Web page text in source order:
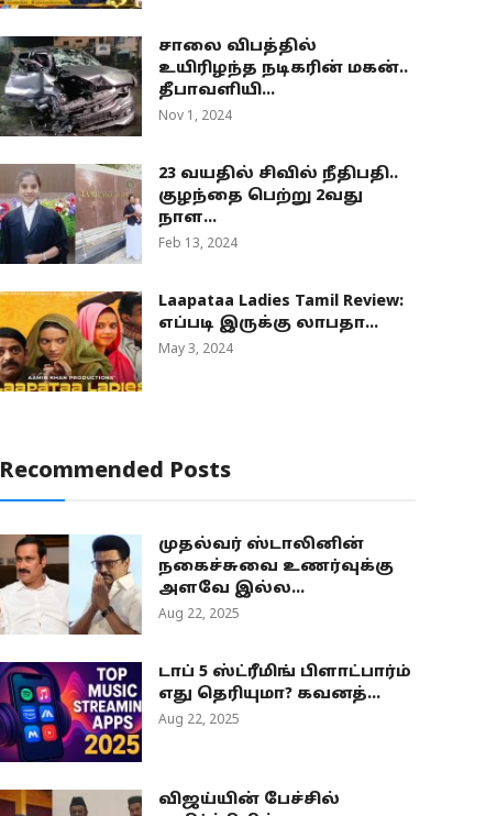
சாலை விபத்தில்
உயிரிழந்த நடிகரின் மகன்..
தீபாவளியி...
Nov 1, 2024
23 வயதில் சிவில் நீதிபதி..
குழந்தை பெற்று 2வது
நாள...
Feb 13, 2024
Laapataa Ladies Tamil Review:
எப்படி இருக்கு லாபதா...
May 3, 2024
Recommended Posts
முதல்வர் ஸ்டாலினின்
நகைச்சுவை உணர்வுக்கு
அளவே இல்ல...
Aug 22, 2025
டாப் 5 ஸ்ட்ரீமிங் பிளாட்பார்ம்
எது தெரியுமா? கவனத்...
Aug 22, 2025
விஜய்யின் பேச்சில்